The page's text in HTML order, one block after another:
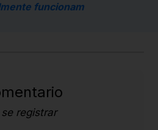
funcionam
registrar